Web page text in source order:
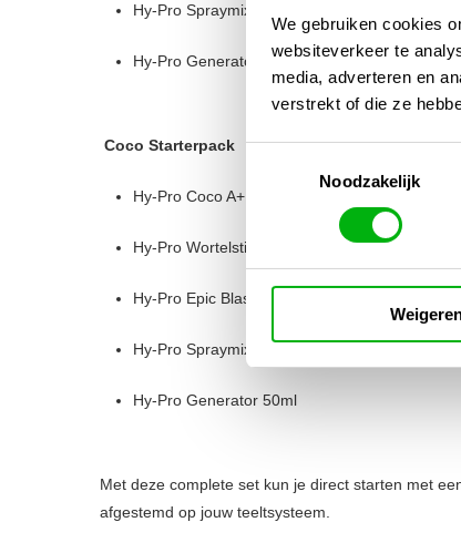
We gebruiken cookies
websiteverkeer te
media, adverteren en
verstrekt of die ze
Noodzakelijk
Hy-Pro Spraymix 100ml
Hy-Pro Generator 50ml
Coco Starterpack
Hy-Pro Coco A+B 500ml
Hy-Pro Wortelstimulator 250ml
Hy-Pro Epic Blast 100ml
Hy-Pro Spraymix 100ml
Hy-Pro Generator 50ml
Met deze complete set kun je direct starten met
afgestemd op jouw teeltsysteem.